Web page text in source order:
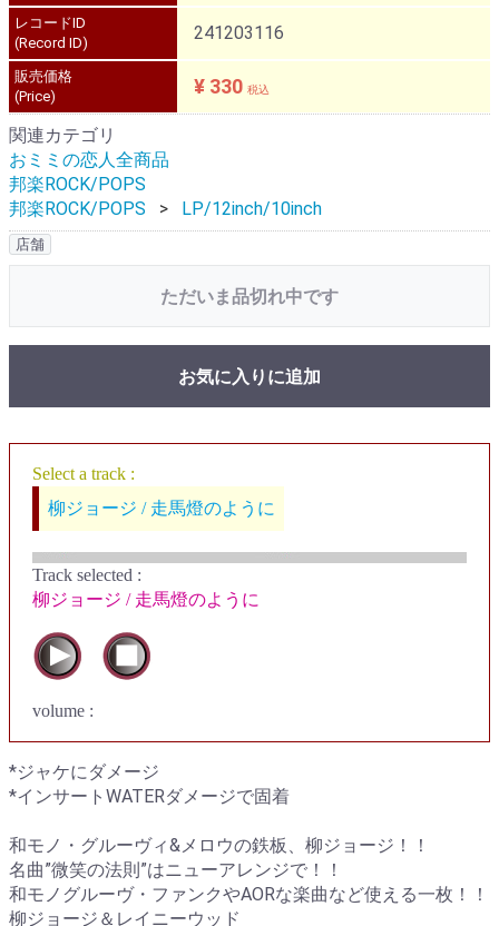
レコードID
(Record ID)
241203116
販売価格
(Price)
¥ 330 税込
関連カテゴリ
おミミの恋人全商品
邦楽ROCK/POPS
邦楽ROCK/POPS
LP/12inch/10inch
店舗
ただいま品切れ中です
お気に入りに追加
Select a track :
柳ジョージ / 走馬燈のように
Track selected :
柳ジョージ / 走馬燈のように
volume :
*ジャケにダメージ
*インサートWATERダメージで固着
和モノ・グルーヴィ&メロウの鉄板、柳ジョージ！！
名曲”微笑の法則”はニューアレンジで！！
和モノグルーヴ・ファンクやAORな楽曲など使える一枚！！
柳ジョージ＆レイニーウッド